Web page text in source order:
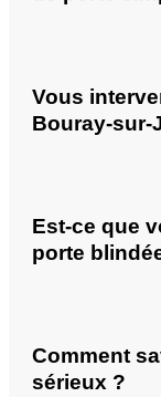
Vous
Bouray-sur-
Est-ce que
porte
Comment
sérieux ?